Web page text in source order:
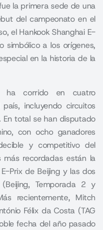
la primera sede de una
del campeonato en el
el Hankook Shanghai E-
simbólico a los orígenes,
en la historia de la
ha corrido en cuatro
incluyendo circuitos
En total se han disputado
con ocho ganadores
y competitivo del
más recordadas están la
Prix de Beijing y las dos
Temporada 2 y
recientemente, Mitch
Félix da Costa (TAG
fecha del año pasado